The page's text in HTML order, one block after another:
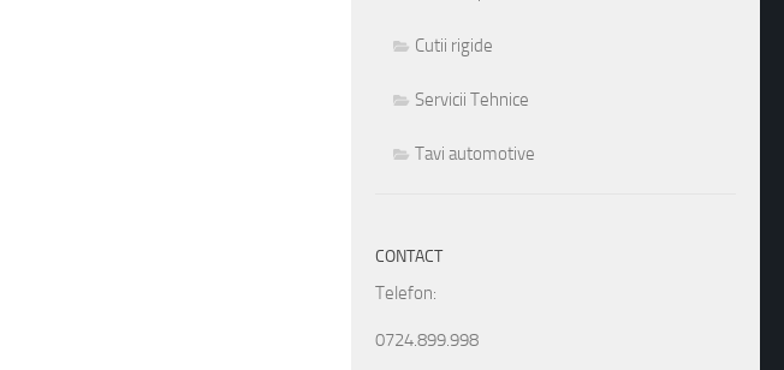
Cutii rigide
Servicii Tehnice
Tavi automotive
CONTACT
Telefon:
0724.899.998